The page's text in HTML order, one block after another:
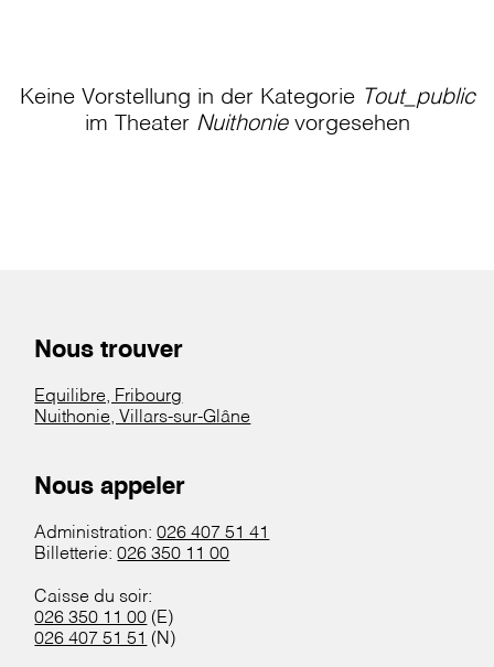
Keine Vorstellung in der Kategorie Tout_public
im Theater Nuithonievorgesehen
Nous trouver
Equilibre, Fribourg
Nuithonie, Villars-sur-Glâne
Nous appeler
Administration:026 407 51 41
Billetterie:026 350 11 00
Caisse du soir:
026 350 11 00 (E)
026 407 51 51 (N)